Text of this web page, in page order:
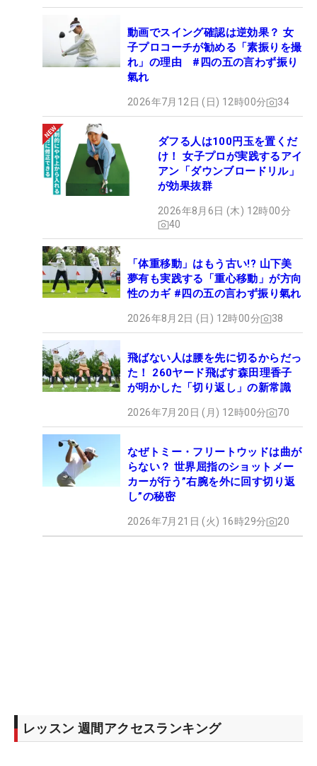
動画でスイング確認は逆効果？ 女
子プロコーチが勧める「素振りを撮
れ」の理由 #四の五の言わず振り
氣れ
2026年7月12日 (日) 12時00分 34
ダフる人は100円玉を置くだ
け！ 女子プロが実践するアイ
アン「ダウンブロードリル」
が効果抜群
2026年8月6日 (木) 12時00分
40
「体重移動」はもう古い!? 山下美
夢有も実践する「重心移動」が方向
性のカギ #四の五の言わず振り氣れ
2026年8月2日 (日) 12時00分 38
飛ばない人は腰を先に切るからだっ
た！ 260ヤード飛ばす森田理香子
が明かした「切り返し」の新常識
2026年7月20日 (月) 12時00分 70
なぜトミー・フリートウッドは曲が
らない？ 世界屈指のショットメー
カーが行う”右腕を外に回す切り返
し”の秘密
2026年7月21日 (火) 16時29分 20
レッスン 週間アクセスランキング